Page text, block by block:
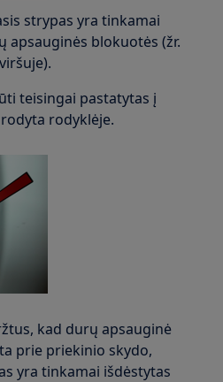
strypas yra tinkamai
blokuotės (žr.
teisingai pastatytas į
rodyklėje.
kad durų apsauginė
prie priekinio skydo,
yra tinkamai išdėstytas